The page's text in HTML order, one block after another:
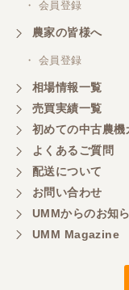
・ 会員登録
農家の皆様へ
・ 会員登録
相場情報一覧
売買実績一覧
初めての中古農機
よくあるご質問
配送について
お問い合わせ
UMMからのお知
UMM Magazine